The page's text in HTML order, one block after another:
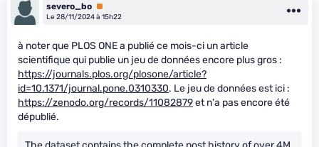
severo_bo Premium
Le 28/11/2024 à 15h22
à noter que PLOS ONE a publié ce mois-ci un article
scientifique qui publie un jeu de données encore plus gros :
https://journals.plos.org/plosone/article?
id=10.1371/journal.pone.0310330. Le jeu de données est ici :
https://zenodo.org/records/11082879et n'a pas encore été
dépublié.